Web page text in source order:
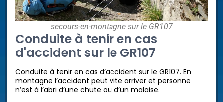
secours-en-montagne sur le GR107
Conduite à tenir en cas
d'accident sur le GR107
Conduite à tenir en cas d’accident sur le GR107. En
montagne l’accident peut vite arriver et personne
n’est à l’abri d’une chute ou d’un malaise.